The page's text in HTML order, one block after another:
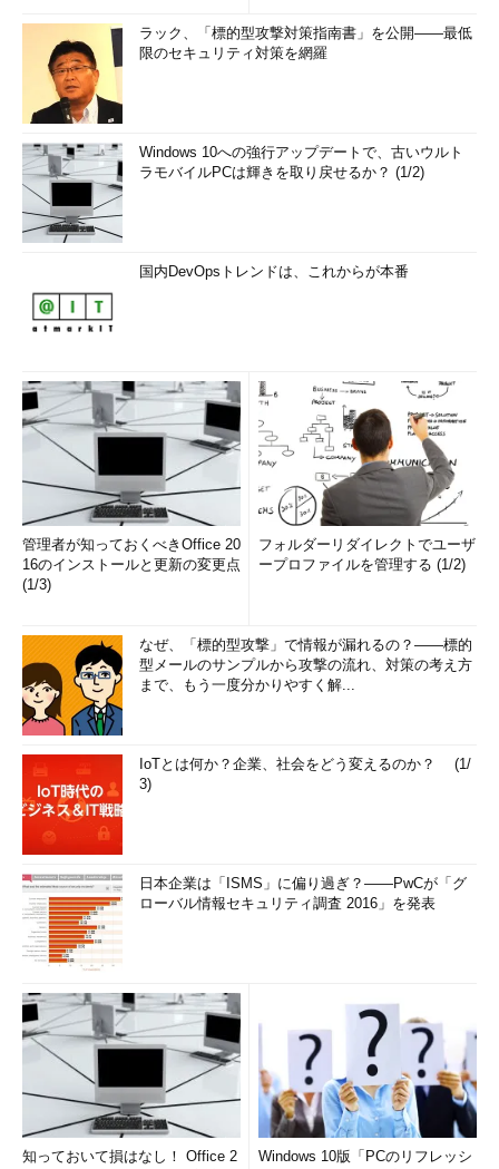
ラック、「標的型攻撃対策指南書」を公開――最低
限のセキュリティ対策を網羅
Windows 10への強行アップデートで、古いウルト
ラモバイルPCは輝きを取り戻せるか？ (1/2)
国内DevOpsトレンドは、これからが本番
管理者が知っておくべきOffice 20
16のインストールと更新の変更点
(1/3)
フォルダーリダイレクトでユーザ
ープロファイルを管理する (1/2)
なぜ、「標的型攻撃」で情報が漏れるの？――標的
型メールのサンプルから攻撃の流れ、対策の考え方
まで、もう一度分かりやすく解...
IoTとは何か？企業、社会をどう変えるのか？ (1/
3)
日本企業は「ISMS」に偏り過ぎ？――PwCが「グ
ローバル情報セキュリティ調査 2016」を発表
知っておいて損はなし！ Office 2
Windows 10版「PCのリフレッシ